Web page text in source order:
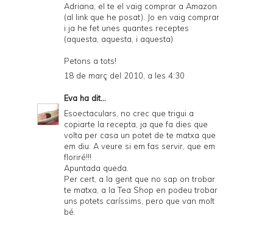
Adriana, el te el vaig comprar a Amazon
(al link que he posat). Jo en vaig comprar
i ja he fet unes quantes receptes
(aquesta aquesta , i aquesta)
Petons a tots!
18 de març del 2010, a les 4:30
Eva ha dit...
Esoectaculars, no crec que trigui a
copiarte la recepta, ja que fa dies que
volta per casa un potet de te matxa que
em diu: A veure si em fas servir, que em
floriré!!!
Apuntada queda.
Per cert, a la gent que no sap on trobar
te matxa, a la Tea Shop en podeu trobar
uns potets caríssims, pero que van molt
bé.